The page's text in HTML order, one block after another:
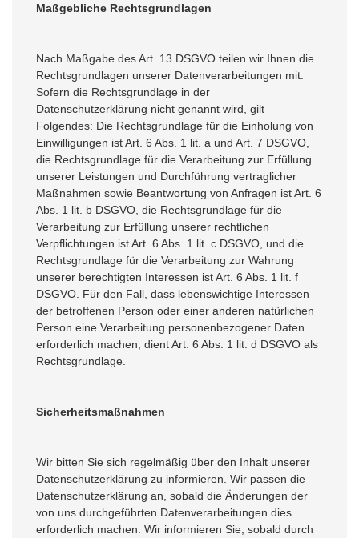
Maßgebliche Rechtsgrundlagen
Nach Maßgabe des Art. 13 DSGVO teilen wir Ihnen die
Rechtsgrundlagen unserer Datenverarbeitungen mit.
Sofern die Rechtsgrundlage in der
Datenschutzerklärung nicht genannt wird, gilt
Folgendes: Die Rechtsgrundlage für die Einholung von
Einwilligungen ist Art. 6 Abs. 1 lit. a und Art. 7 DSGVO,
die Rechtsgrundlage für die Verarbeitung zur Erfüllung
unserer Leistungen und Durchführung vertraglicher
Maßnahmen sowie Beantwortung von Anfragen ist Art. 6
Abs. 1 lit. b DSGVO, die Rechtsgrundlage für die
Verarbeitung zur Erfüllung unserer rechtlichen
Verpflichtungen ist Art. 6 Abs. 1 lit. c DSGVO, und die
Rechtsgrundlage für die Verarbeitung zur Wahrung
unserer berechtigten Interessen ist Art. 6 Abs. 1 lit. f
DSGVO. Für den Fall, dass lebenswichtige Interessen
der betroffenen Person oder einer anderen natürlichen
Person eine Verarbeitung personenbezogener Daten
erforderlich machen, dient Art. 6 Abs. 1 lit. d DSGVO als
Rechtsgrundlage.
Sicherheitsmaßnahmen
Wir bitten Sie sich regelmäßig über den Inhalt unserer
Datenschutzerklärung zu informieren. Wir passen die
Datenschutzerklärung an, sobald die Änderungen der
von uns durchgeführten Datenverarbeitungen dies
erforderlich machen. Wir informieren Sie, sobald durch